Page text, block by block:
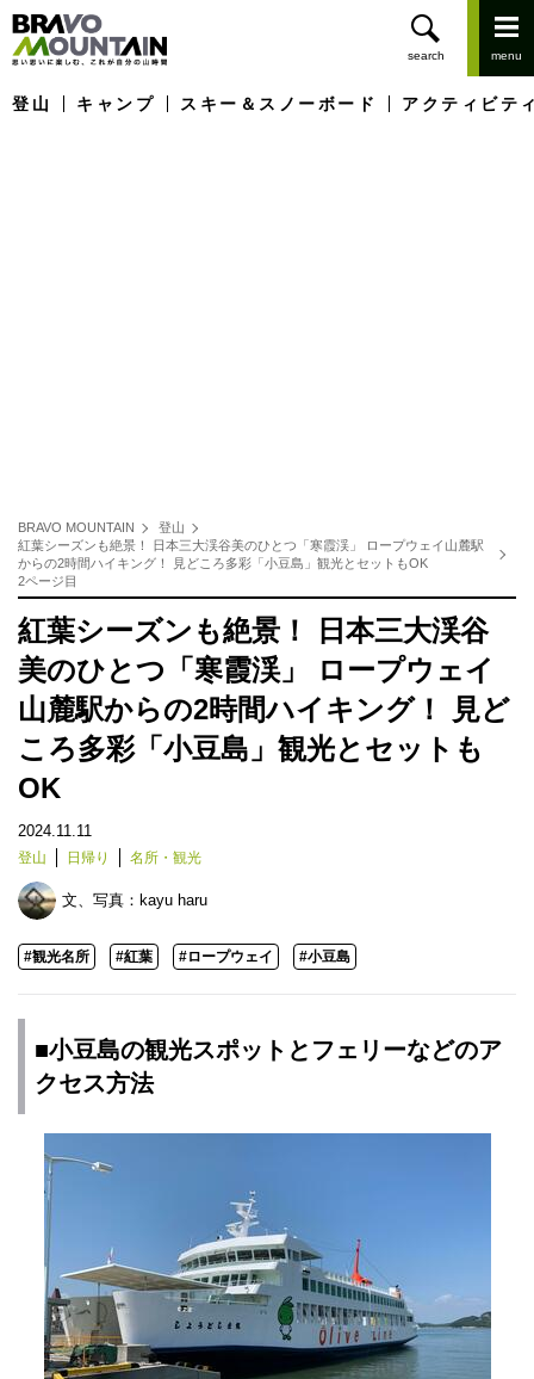
登山 キャンプ スキー＆スノーボード アクティビテ
BRAVO MOUNTAIN
登山
紅葉シーズンも絶景！ 日本三大渓谷美のひとつ「寒霞渓」 ロープウェイ山麓駅
からの2時間ハイキング！ 見どころ多彩「小豆島」観光とセットもOK
2ページ目
紅葉シーズンも絶景！ 日本三大渓谷
美のひとつ「寒霞渓」 ロープウェイ
山麓駅からの2時間ハイキング！ 見ど
ころ多彩「小豆島」観光とセットも
OK
2024.11.11
登山 日帰り 名所・観光
文、写真： kayu haru
#観光名所 #紅葉 #ロープウェイ #小豆島
■小豆島の観光スポットとフェリーなどのア
クセス方法